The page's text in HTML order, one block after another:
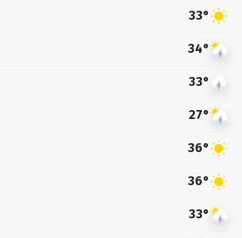
33°
34°
33°
27°
36°
36°
33°